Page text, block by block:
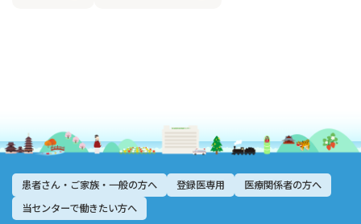
患者さん・ご家族・一般の方へ 登録医専用
医療関係者の方へ
当センターで働きたい方へ